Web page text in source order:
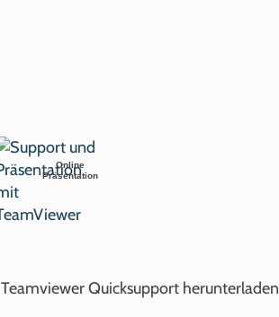
Online
Präsentation
Teamviewer Quicksupport herunterladen